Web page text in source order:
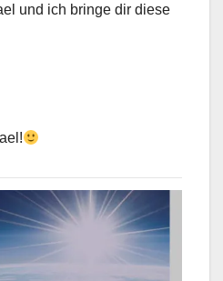
und ich bringe dir diese